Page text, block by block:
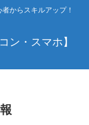
からスキルアップ！
ン・スマホ】